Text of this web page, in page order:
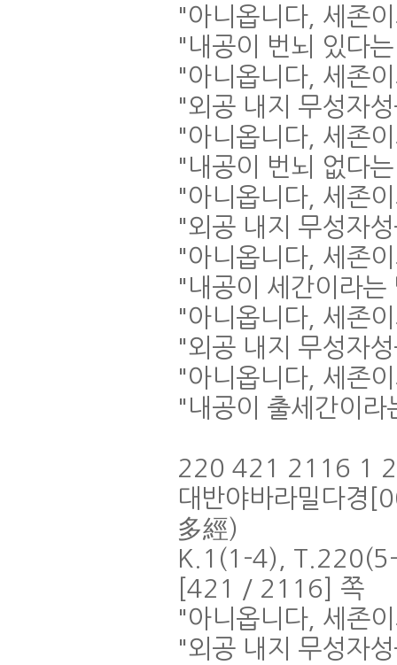
"아니옵니다, 세존
" 내공이 번뇌 있다
"아니옵니다, 세존
"외공 내지 무성자
"아니옵니다, 세존
" 내공이 번뇌 없다
"아니옵니다, 세존
"외공 내지 무성자
"아니옵니다, 세존
" 내공이 세간이라
"아니옵니다, 세존
"외공 내지 무성자
"아니옵니다, 세존
" 내공이 출세간이
220 421 2116 1
대반야바라밀다경
多經)
K.1(1-4),
[421 / 2116] 쪽
"아니옵니다, 세존
"외공 내지 무성자